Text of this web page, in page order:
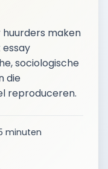
maken
essay
sociologische
die
reproduceren.
minuten